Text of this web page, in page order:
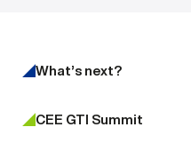
What’s next?
CEE GTI Summit